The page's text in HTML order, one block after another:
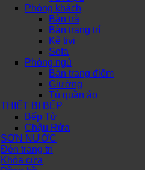
Phòng khách
Bàn trà
Bàn trang trí
Kệ tivi
Sofa
Phòng ngủ
Bàn trang điểm
Giường
Tủ quần áo
THIẾT BỊ BẾP
Bếp Từ
Chậu Rửa
SƠN NƯỚC
Đèn trang trí
Khóa cửa